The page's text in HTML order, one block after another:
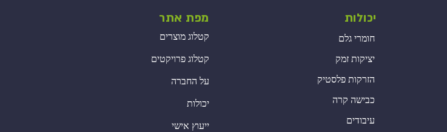
יכולות
חומרי גלם
יציקות זמק
הזרקות פלסטיק
כבישה קרה
עיבודים
מפת אתר
קטלוג מוצרים
קטלוג פרויקטים
על החברה
יכולות
ייעוץ אישי